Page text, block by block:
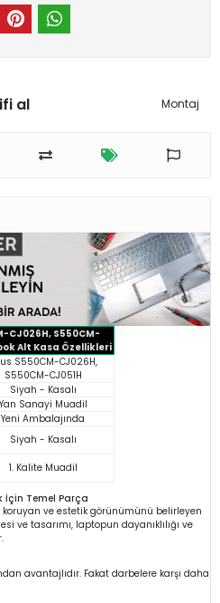
al Montaj
CJ026H, S550CM-
Alt Kasa Özellikleri
S550CM-CJ026H,
S550CM-CJ051H
Siyah - Kasalı
Yan Sanayi Muadil
Yeni Ambalajında
Siyah - Kasalı
1. Kalite Muadil
İçin Temel Parça
koruyan ve estetik görünümünü belirleyen
ve tasarımı, laptopun dayanıklılığı ve
avantajlıdır. Fakat darbelere karşı daha